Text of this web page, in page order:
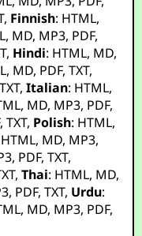
, Finnish: HTML,
, MD, MP3, PDF,
, Hindi: HTML, MD,
, MD, PDF,TXT,
TXT,Italian: HTML,
, MD, MP3, PDF,
,TXT, Polish: HTML,
HTML, MD, MP3,
, PDF,TXT,
,Thai: HTML, MD,
, PDF,TXT, Urdu:
, MD, MP3, PDF,